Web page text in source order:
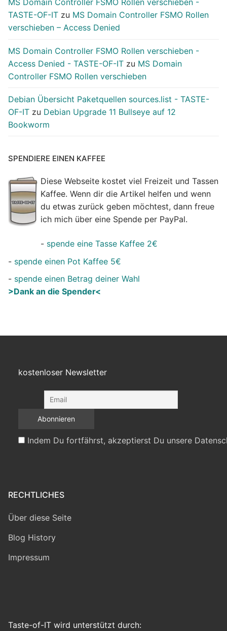
MS Domain Controller FSMO Rollen verschieben -
TASTE-OF-IT zu MS Domain Controller FSMO Rollen
verschieben – Access Denied
MS Domain Controller FSMO Rollen verschieben -
Access Denied - TASTE-OF-IT zu MS Domain
Controller FSMO Rollen verschieben
Debian Übersicht Paketquellen sources.list - TASTE-
OF-IT zu Debian Upgrade 11 Bullseye auf 12
Bookworm
SPENDIERE EINEN KAFFEE
Diese Webseite kostet viel Freizeit und Tassen
Kaffee. Wenn dir die Artikel helfen und wenn
du etwas zurück geben möchtest, dann freue
ich mich über eine Spende per PayPal.
- spende eine Tasse Kaffee 2€
- spende einen Pot Kaffee 5€
- spende einen Betrag deiner Wahl
>Dank an die Spender<
kostenloser Newsletter
Indem Du fortfährst, akzeptierst Du unsere
RECHTLICHES
Über diese Seite
Blog History
Impressum
Taste-of-IT wird unterstützt durch: